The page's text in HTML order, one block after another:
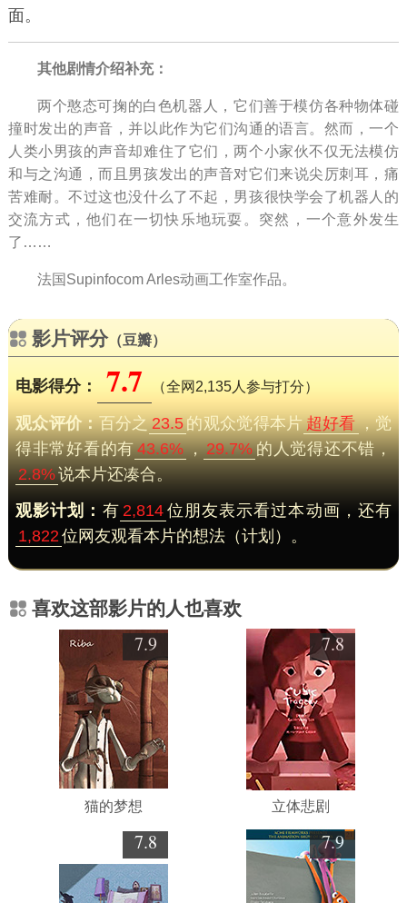
面。
其他剧情介绍补充：
两个憨态可掬的白色机器人，它们善于模仿各种物体碰
撞时发出的声音，并以此作为它们沟通的语言。然而，一个
人类小男孩的声音却难住了它们，两个小家伙不仅无法模仿
和与之沟通，而且男孩发出的声音对它们来说尖厉刺耳，痛
苦难耐。不过这也没什么了不起，男孩很快学会了机器人的
交流方式，他们在一切快乐地玩耍。突然，一个意外发生
了……
法国Supinfocom Arles动画工作室作品。
影片评分（豆瓣）
电影得分： 7.7 （全网2,135人参与打分）
观众评价：百分之23.5的观众觉得本片超好看，觉
得非常好看的有43.6%，29.7%的人觉得还不错，
2.8%说本片还凑合。
观影计划： 有 2,814 位朋友表示看过本动画，还有
1,822 位网友观看本片的想法（计划）。
喜欢这部影片的人也喜欢
7.9
猫的梦想
7.8
立体悲剧
7.8 7.9